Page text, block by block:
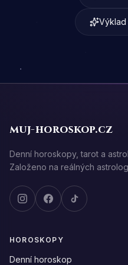
Výklad
muj-horoskop.cz
Denní horoskopy, tarot a
Založeno na reálných
HOROSKOPY
Denní horoskop